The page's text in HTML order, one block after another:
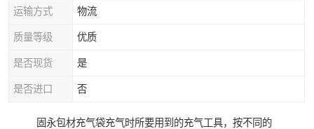
运输方式 物流
质量等级 优质
是否现货 是
是否进口 否
固永包材充气袋充气时所要用到的充气工具，按不同的